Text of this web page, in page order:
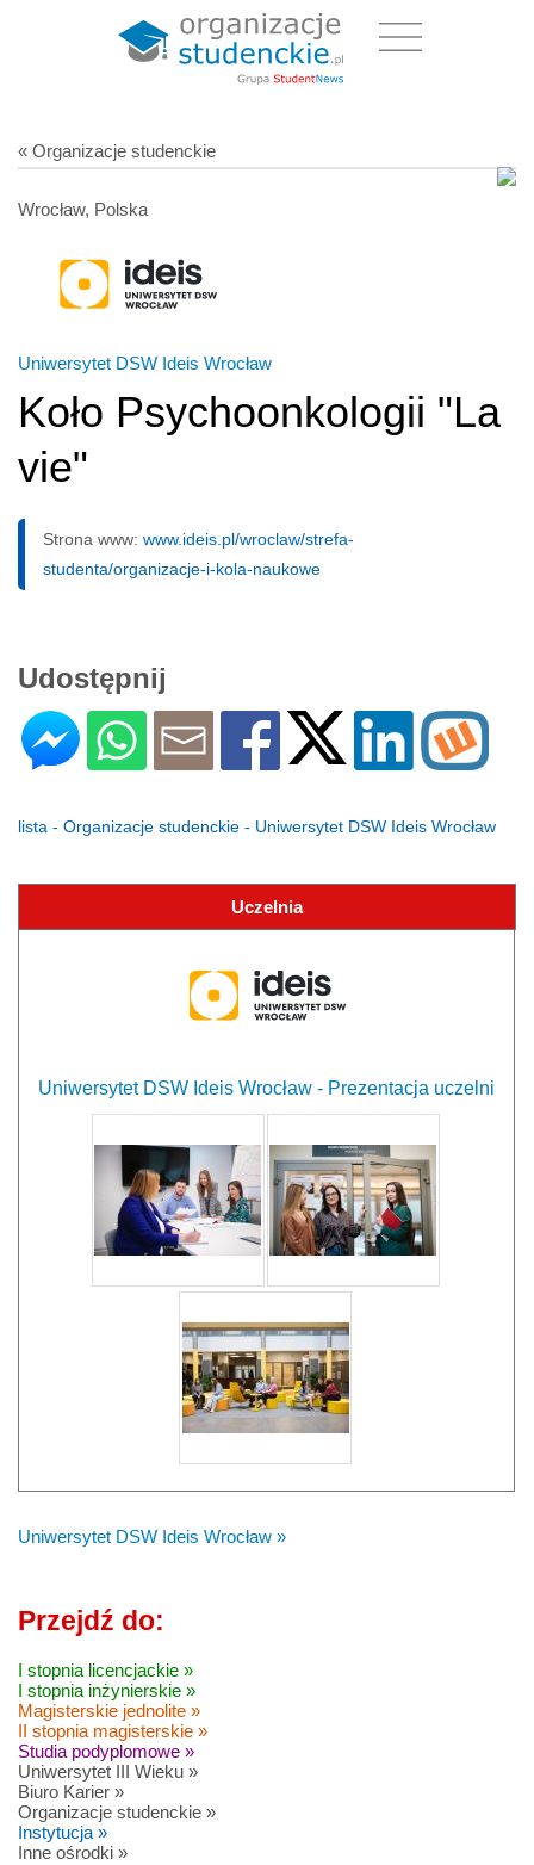
« Organizacje studenckie
Wrocław, Polska
Uniwersytet DSW Ideis Wrocław
Koło Psychoonkologii "La
vie"
Strona www: www.ideis.pl/wroclaw/strefa-
studenta/organizacje-i-kola-naukowe
Udostępnij
lista - Organizacje studenckie - Uniwersytet DSW Ideis Wrocław
Uczelnia
Uniwersytet DSW Ideis Wrocław - Prezentacja uczelni
Uniwersytet DSW Ideis Wrocław »
Przejdź do:
I stopnia licencjackie »
I stopnia inżynierskie »
Magisterskie jednolite »
II stopnia magisterskie »
Studia podyplomowe »
Uniwersytet III Wieku »
Biuro Karier »
Organizacje studenckie »
Instytucja »
Inne ośrodki »